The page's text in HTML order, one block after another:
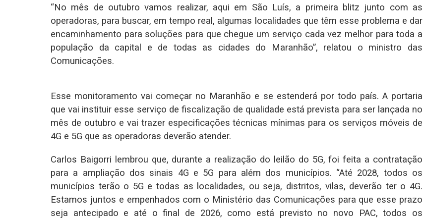
“No mês de outubro vamos realizar, aqui em São Luís, a primeira blitz junto com as
operadoras, para buscar, em tempo real, algumas localidades que têm esse problema e dar
encaminhamento para soluções para que chegue um serviço cada vez melhor para toda a
população da capital e de todas as cidades do Maranhão”, relatou o ministro das
Comunicações.
Esse monitoramento vai começar no Maranhão e se estenderá por todo país. A portaria
que vai instituir esse serviço de fiscalização de qualidade está prevista para ser lançada no
mês de outubro e vai trazer especificações técnicas mínimas para os serviços móveis de
4G e 5G que as operadoras deverão atender.
Carlos Baigorri lembrou que, durante a realização do leilão do 5G, foi feita a contratação
para a ampliação dos sinais 4G e 5G para além dos municípios. “Até 2028, todos os
municípios terão o 5G e todas as localidades, ou seja, distritos, vilas, deverão ter o 4G.
Estamos juntos e empenhados com o Ministério das Comunicações para que esse prazo
seja antecipado e até o final de 2026, como está previsto no novo PAC, todos os